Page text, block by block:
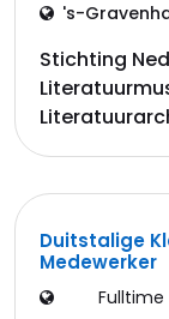
's-
Stichting
Duitstalige
Medewerker
Fulltime